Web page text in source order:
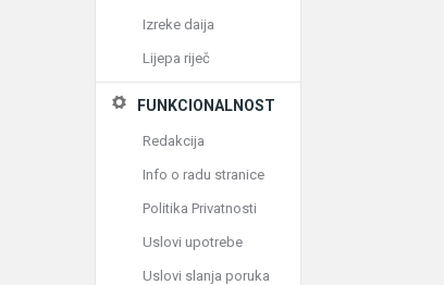
Izreke daija
Lijepa riječ
FUNKCIONALNOST
Redakcija
Info o radu stranice
Politika Privatnosti
Uslovi upotrebe
Uslovi slanja poruka